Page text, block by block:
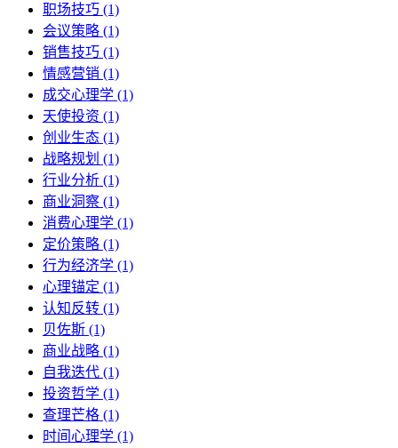
职场技巧 (1)
会议策略 (1)
销售技巧 (1)
情感营销 (1)
成交心理学 (1)
天使投资 (1)
创业生态 (1)
战略规划 (1)
行业分析 (1)
商业洞察 (1)
消费心理学 (1)
定价策略 (1)
行为经济学 (1)
心理锚定 (1)
认知反转 (1)
贝佐斯 (1)
商业战略 (1)
自我迭代 (1)
投资哲学 (1)
查理芒格 (1)
时间心理学 (1)